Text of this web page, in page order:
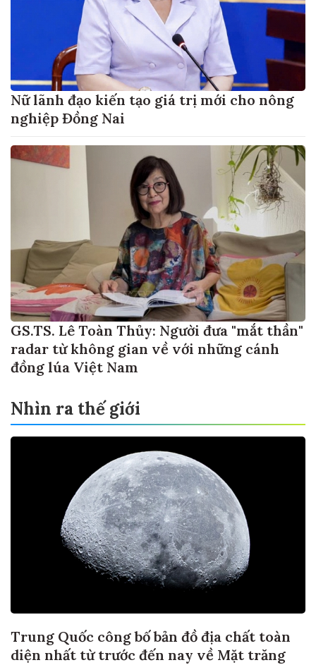
Nữ lãnh đạo kiến tạo giá trị mới cho nông
nghiệp Đồng Nai
GS.TS. Lê Toàn Thủy: Người đưa "mắt thần"
radar từ không gian về với những cánh
đồng lúa Việt Nam
Nhìn ra thế giới
Trung Quốc công bố bản đồ địa chất toàn
diện nhất từ trước đến nay về Mặt trăng